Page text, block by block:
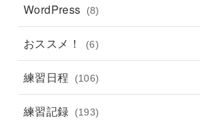
WordPress (8)
おススメ！ (6)
練習日程 (106)
練習記録 (193)